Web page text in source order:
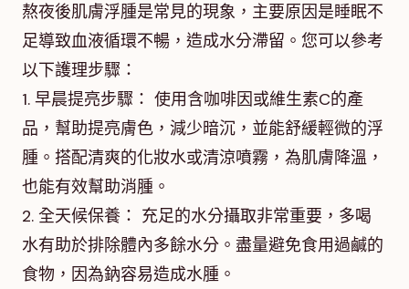
熬夜後肌膚浮腫是常見的現象，主要原因是睡眠不
足導致血液循環不暢，造成水分滯留。您可以參考
以下護理步驟：
1. 早晨提亮步驟： 使用含咖啡因或維生素C的產
品，幫助提亮膚色，減少暗沉，並能舒緩輕微的浮
腫。搭配清爽的化妝水或清涼噴霧，為肌膚降溫，
也能有效幫助消腫。
2. 全天候保養： 充足的水分攝取非常重要，多喝
水有助於排除體內多餘水分。盡量避免食用過鹹的
食物，因為鈉容易造成水腫。